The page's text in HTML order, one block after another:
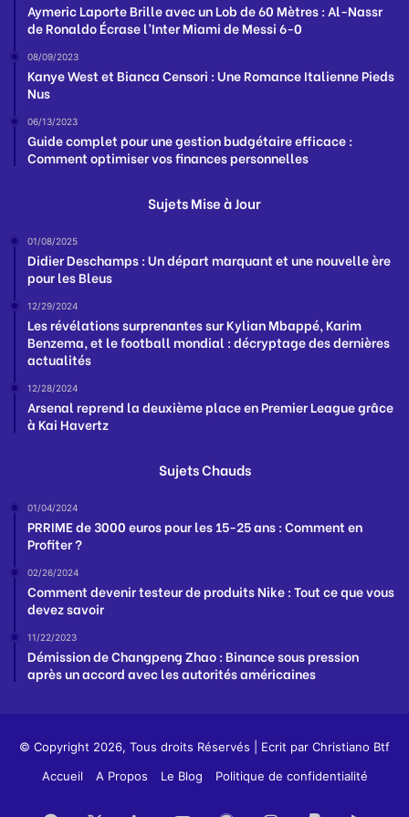
Aymeric Laporte Brille avec un Lob de 60 Mètres : Al-Nassr
de Ronaldo Écrase l’Inter Miami de Messi 6-0
08/09/2023
Kanye West et Bianca Censori : Une Romance Italienne Pieds
Nus
06/13/2023
Guide complet pour une gestion budgétaire efficace :
Comment optimiser vos finances personnelles
Sujets Mise à Jour
01/08/2025
Didier Deschamps : Un départ marquant et une nouvelle ère
pour les Bleus
12/29/2024
Les révélations surprenantes sur Kylian Mbappé, Karim
Benzema, et le football mondial : décryptage des dernières
actualités
12/28/2024
Arsenal reprend la deuxième place en Premier League grâce
à Kai Havertz
Sujets Chauds
01/04/2024
PRRIME de 3000 euros pour les 15-25 ans : Comment en
Profiter ?
02/26/2024
Comment devenir testeur de produits Nike : Tout ce que vous
devez savoir
11/22/2023
Démission de Changpeng Zhao : Binance sous pression
après un accord avec les autorités américaines
© Copyright 2026, Tous droits Réservés | Ecrit par Christiano Btf
Accueil
A Propos Le Blog Politique de confidentialité